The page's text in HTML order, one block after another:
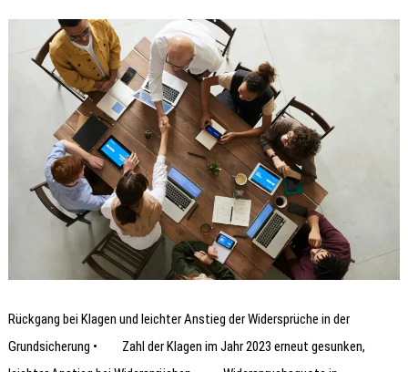
Rückgang bei Klagen und leichter Anstieg der Widersprüche in der
Grundsicherung • Zahl der Klagen im Jahr 2023 erneut gesunken,